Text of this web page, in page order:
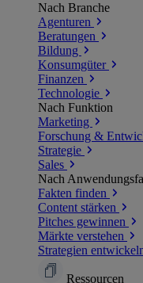
Nach Branche
Agenturen
Beratungen
Bildung
Konsumgüter
Finanzen
Technologie
Nach Funktion
Marketing
Forschung &
Strategie
Sales
Nach
Fakten finden
Content stärken
Pitches gewinnen
Märkte verstehen
Strategien
Ressourcen